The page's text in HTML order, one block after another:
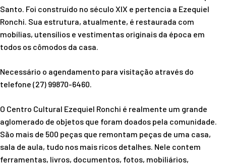
Santo. Foi construído no século XIX e pertencia a Ezequiel
Ronchi. Sua estrutura, atualmente, é restaurada com
mobílias, utensílios e vestimentas originais da época em
todos os cômodos da casa.
Necessário o agendamento para visitação através do
telefone (27) 99870-6460.
O Centro Cultural Ezequiel Ronchi é realmente um grande
aglomerado de objetos que foram doados pela comunidade.
São mais de 500 peças que remontam peças de uma casa,
sala de aula, tudo nos mais ricos detalhes. Nele contem
ferramentas, livros, documentos, fotos, mobiliários,